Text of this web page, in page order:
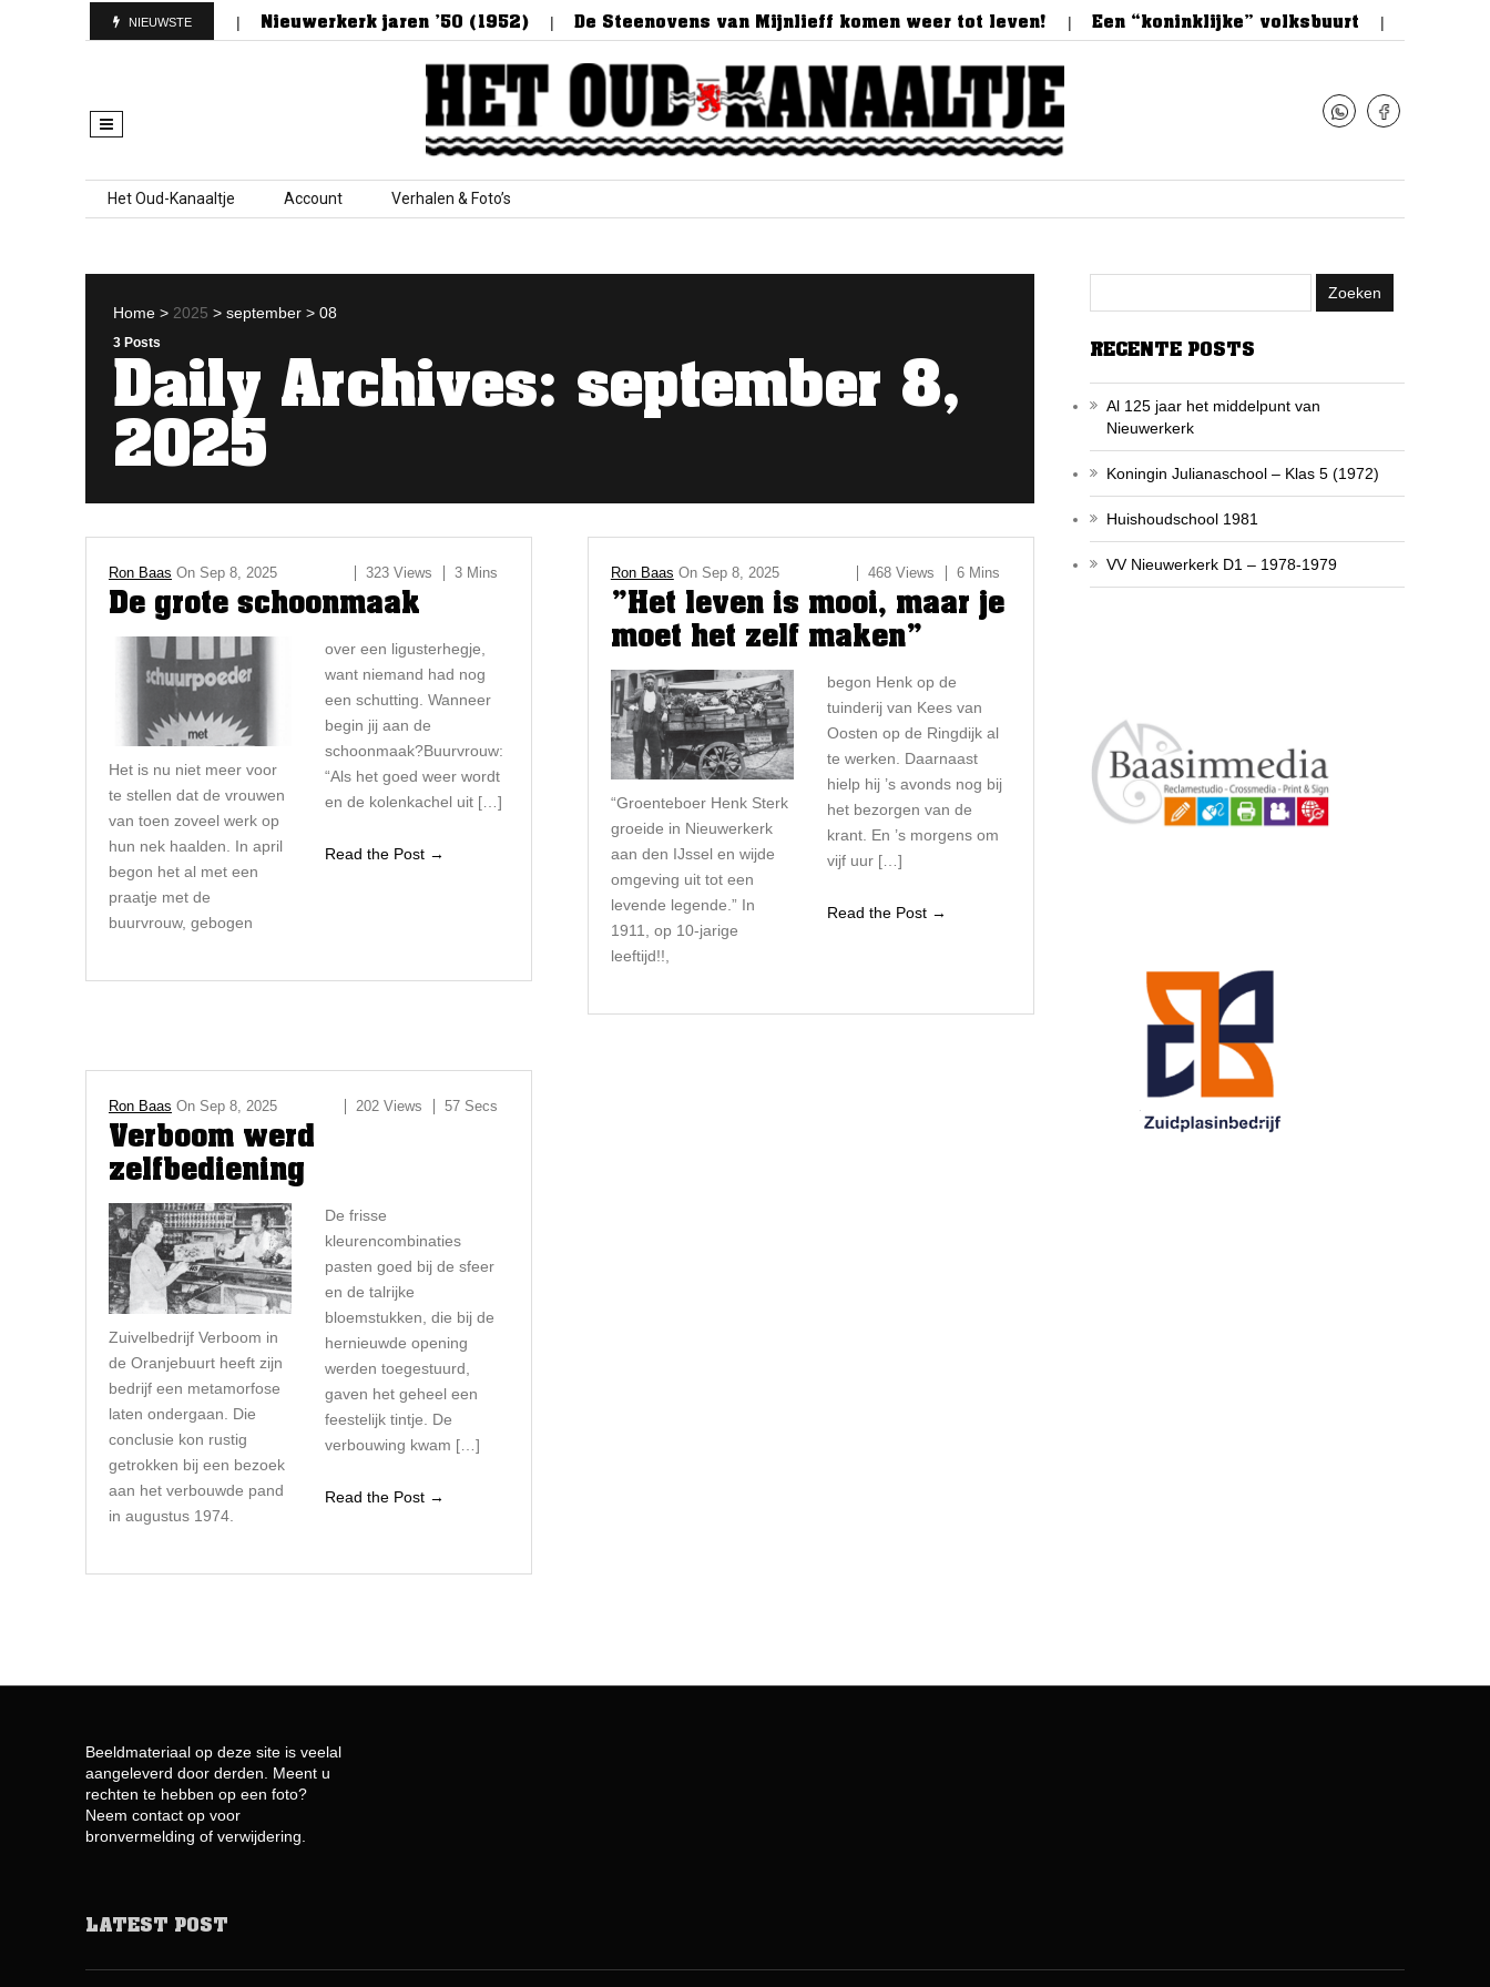
NIEUWSTE
van Nieuwerkerk Nieuwerkerk jaren ’50 (1952) De Steenovens van Mijnlieff komen weer tot leven! Een “koninklijke” volksbuurt
Skip to content
Het Oud-Kanaaltje Account Verhalen & Foto’s
Home > 2025 > september > 08
3 Posts
Daily Archives: september 8,
2025
Ron Baas On Sep 8, 2025 323 Views 3 Mins
De grote schoonmaak
Het is nu niet meer voor
te stellen dat de vrouwen
van toen zoveel werk op
hun nek haalden. In april
begon het al met een
praatje met de
buurvrouw, gebogen
over een ligusterhegje,
want niemand had nog
een schutting. Wanneer
begin jij aan de
schoonmaak?Buurvrouw:
“Als het goed weer wordt
en de kolenkachel uit […]
Read the Post →
Ron Baas On Sep 8, 2025 468 Views 6 Mins
”Het leven is mooi, maar je
moet het zelf maken”
“Groenteboer Henk Sterk
groeide in Nieuwerkerk
aan den IJssel en wijde
omgeving uit tot een
levende legende.” In
1911, op10-jarige
leeftijd!!,
begon Henk op de
tuinderij van Kees van
Oosten op de Ringdijk al
te werken. Daarnaast
hielp hij ’s avonds nog bij
het bezorgen van de
krant. En ’s morgens om
vijf uur […]
Read the Post →
Ron Baas On Sep 8, 2025 202 Views 57 Secs
Verboom werd
zelfbediening
Zuivelbedrijf Verboom in
de Oranjebuurt heeft zijn
bedrijf een metamorfose
laten ondergaan. Die
conclusie kon rustig
getrokken bij een bezoek
aan het verbouwde pand
in augustus 1974.
De frisse
kleurencombinaties
pasten goed bij de sfeer
en de talrijke
bloemstukken, die bij de
hernieuwde opening
werden toegestuurd,
gaven het geheel een
feestelijk tintje. De
verbouwing kwam […]
Read the Post →
RECENTE POSTS
Al 125 jaar het middelpunt van
Nieuwerkerk
Koningin Julianaschool – Klas 5 (1972)
Huishoudschool 1981
VV Nieuwerkerk D1 – 1978-1979
Beeldmateriaal op deze site is veelal
aangeleverd door derden. Meent u
rechten te hebben op een foto?
Neem contact op voor
bronvermelding of verwijdering.
LATEST POST